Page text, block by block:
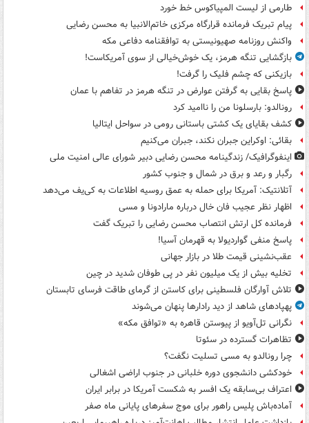
طارمی از لیست المپیاکوس خط خورد
پیام تبریک فرمانده قرارگاه مرکزی خاتم‌الانبیا به محسن رضایی
واکنش روزنامه صهیونیستی به توافقنامه دفاعی مکه
بازگشایی تنگه هرمز، یک خوش‌خیالی از سوی آمریکاست!
بازیکنی که چشم فلیک را گرفت!
پاسخ بقایی به گرفتن عوارض در تنگه هرمز در تفاهم با عمان
رونالدو: بارسلونا من را ناامید کرد
کشف بقایای یک کشتی باستانی رومی در سواحل ایتالیا
بقائی: اوکراین جبران نکند، جبران می‌کنیم
اینفوگرافیک/ زندگینامه محسن رضایی دبیر شورای عالی امنیت‌ ملی
رگبار و رعد و برق در شمال و جنوب کشور
آتلانتیک: آمریکا برای حمله به عمق روسیه اطلاعات به کی‌یف می‌دهد
اظهار نظر عجیب فان خال درباره مارادونا و مسی
فرمانده کل ارتش انتصاب محسن رضایی را تبریک گفت
پاسخ منفی گواردیولا به قهرمان آسیا!
عقب‌نشینی قیمت طلا در بازار جهانی
تخلیه بیش از یک میلیون نفر در پی طوفان شدید در چین
تلاش آوارگان فلسطینی برای کاستن از گرمای طاقت فرسای تابستان
پهپادهای شاهد از دید رادارها پنهان می‌شوند
نگرانی تل‌آویو از پیوستن قاهره به «توافق مکه»
تظاهرات گسترده در سئوتا
چرا رونالدو به مسی تسلیت نگفت؟
خودکشی دانشجوی دوره خلبانی در جنوب اراضی اشغالی
اعتراف بی‌سابقه یک افسر به شکست آمریکا در برابر ایران
آماده‌باش پلیس راهور برای موج سفرهای پایانی ماه صفر